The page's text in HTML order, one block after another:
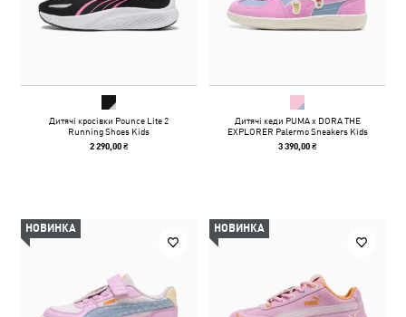
Дитячі кросівки Pounce Lite 2
Running Shoes Kids
2 290,00 ₴
Дитячі кеди PUMA x DORA THE
EXPLORER Palermo Sneakers Kids
3 390,00 ₴
НОВИНКА НОВИНКА